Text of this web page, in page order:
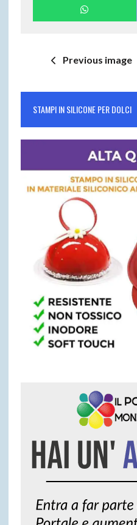
Previous image
STAMPI IN SILICONE PER DOLCI